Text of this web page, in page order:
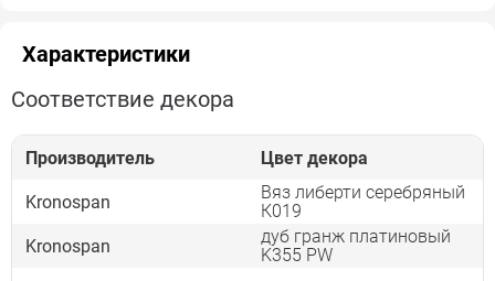
Характеристики
Соответствие декора
Производитель Цвет декора
Kronospan
Вяз либерти серебряный
К019
Kronospan
дуб гранж платиновый
K355 PW